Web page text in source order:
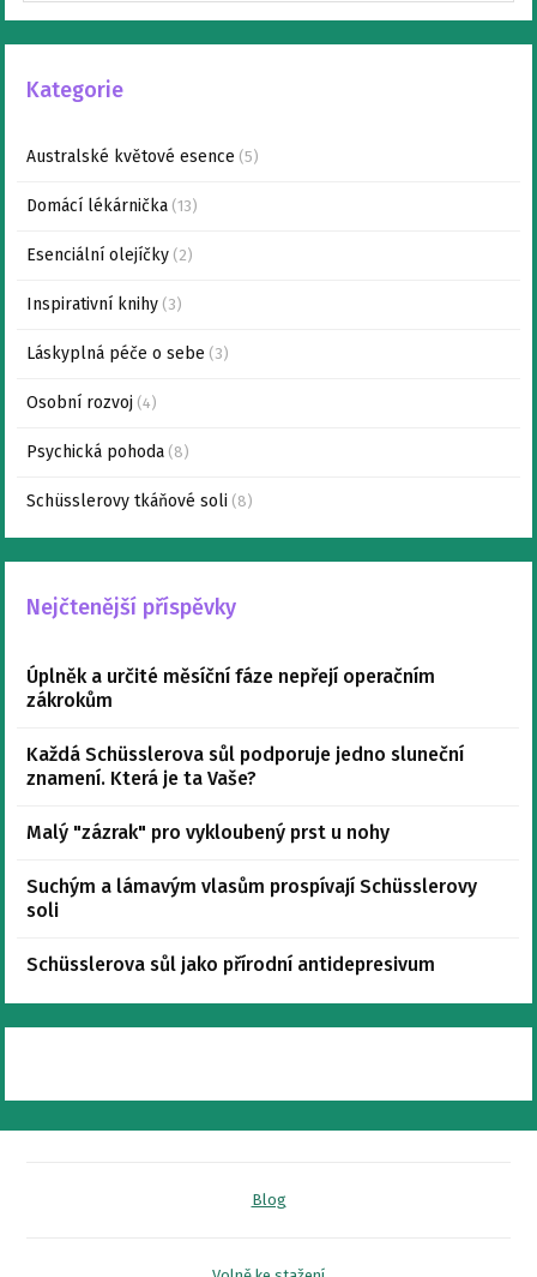
Kategorie
Australské květové esence (5)
Domácí lékárnička (13)
Esenciální olejíčky (2)
Inspirativní knihy (3)
Láskyplná péče o sebe (3)
Osobní rozvoj (4)
Psychická pohoda (8)
Schüsslerovy tkáňové soli (8)
Nejčtenější příspěvky
Úplněk a určité měsíční fáze nepřejí operačním
zákrokům
Každá Schüsslerova sůl podporuje jedno sluneční
znamení. Která je ta Vaše?
Malý "zázrak" pro vykloubený prst u nohy
Suchým a lámavým vlasům prospívají Schüsslerovy
soli
Schüsslerova sůl jako přírodní antidepresivum
Blog